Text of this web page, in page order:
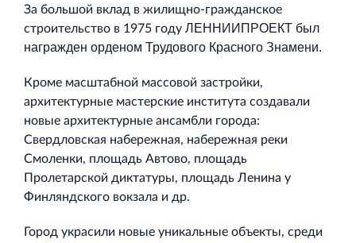
За большой вклад в жилищно-гражданское
строительство в 1975 году ЛЕННИИПРОЕКТ был
награжден орденом Трудового Красного Знамени.
Кроме масштабной массовой застройки,
архитектурные мастерские института создавали
новые архитектурные ансамбли города:
Свердловская набережная, набережная реки
Смоленки, площадь Автово, площадь
Пролетарской диктатуры, площадь Ленина у
Финляндского вокзала и др.
Город украсили новые уникальные объекты, среди